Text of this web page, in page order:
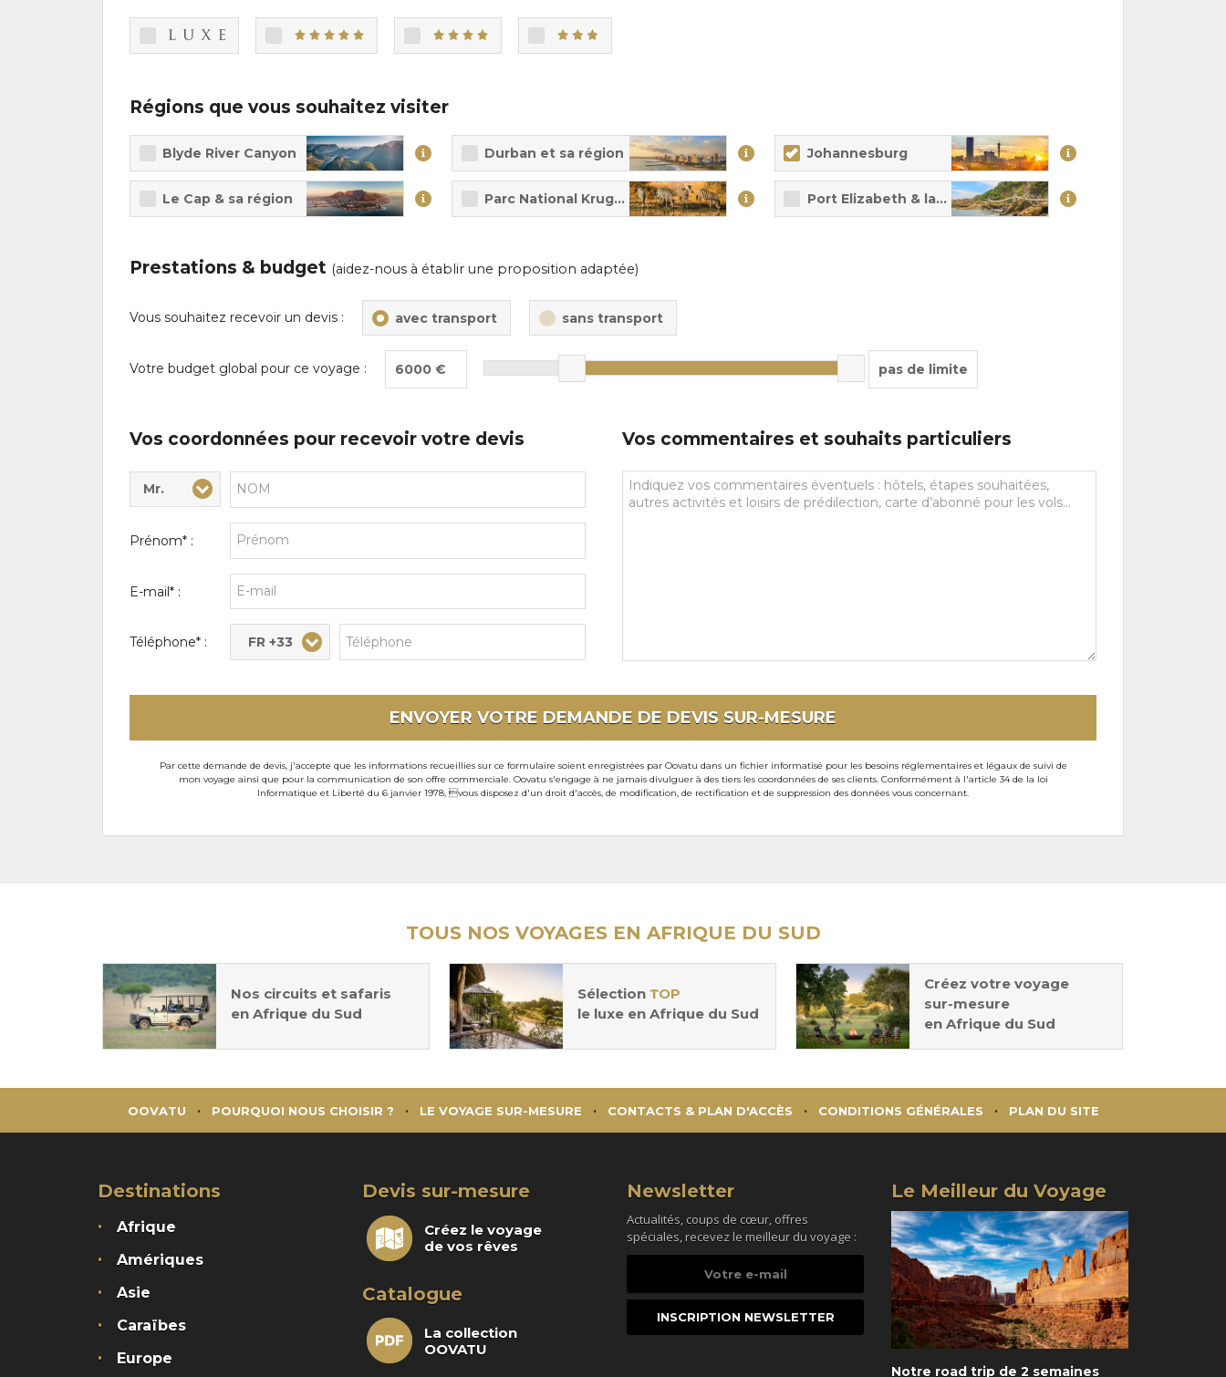
Régions que vous souhaitez visiter
Blyde River Canyon Durban et sa région Johannesburg
Le Cap & sa région Parc National Kruger Port Elizabeth & la route des jardins
Prestations & budget (aidez-nous à établir une proposition adaptée)
Vous souhaitez recevoir un devis : avec transport sans transport
Votre budget global pour ce voyage : 6000 € pas de limite
Vos coordonnées pour recevoir votre devis
Civilité* :
Mr.
Nom* :
Prénom* :
E-mail* :
Téléphone* : FR +33
Vos commentaires et souhaits particuliers
Vos
commentaires
ENVOYER VOTRE DEMANDE DE DEVIS SUR-MESURE
Par cette demande de devis, j'accepte que les informations recueillies sur ce formulaire soient enregistrées par Oovatu dans un fichier informatisé pour les besoins réglementaires et légaux de suivi de
mon voyage ainsi que pour la communication de son offre commerciale. Oovatu s'engage à ne jamais divulguer à des tiers les coordonnées de ses clients. Conformément à l'article 34 de la loi
Informatique et Liberté du 6 janvier 1978, vous disposez d'un droit d'accès, de modification, de rectification et de suppression des données vous concernant.
TOUS NOS VOYAGES EN AFRIQUE DU SUD
Nos circuits et safaris
en Afrique du Sud
SélectionTOP
le luxe en Afrique du Sud
Créez votre voyage
sur-mesure
en Afrique du Sud
OOVATU POURQUOI NOUS CHOISIR ? LE VOYAGE SUR-MESURE CONTACTS & PLAN D'ACCÈS CONDITIONS GÉNÉRALES PLAN DU SITE
Destinations
Afrique
Amériques
Asie
Caraïbes
Europe
Devis sur-mesure
Créez le voyage
de vos rêves
Catalogue
La collection
OOVATU
Newsletter
Actualités, coups de cœur, offres
spéciales, recevez le meilleur du voyage :
Le Meilleur du Voyage
Notre road trip de 2 semaines